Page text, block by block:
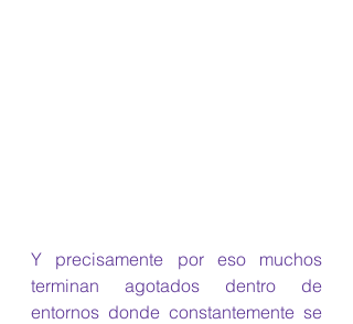
Y precisamente por eso muchos
terminan agotados dentro de
entornos donde constantemente se